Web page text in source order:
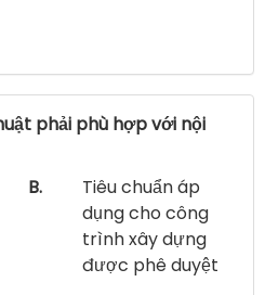
phải phù hợp với nội
B.
Tiêu chuẩn áp
dụng cho công
trình xây dựng
được phê duyệt